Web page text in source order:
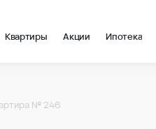
Квартиры Акции Ипотека
№ 246